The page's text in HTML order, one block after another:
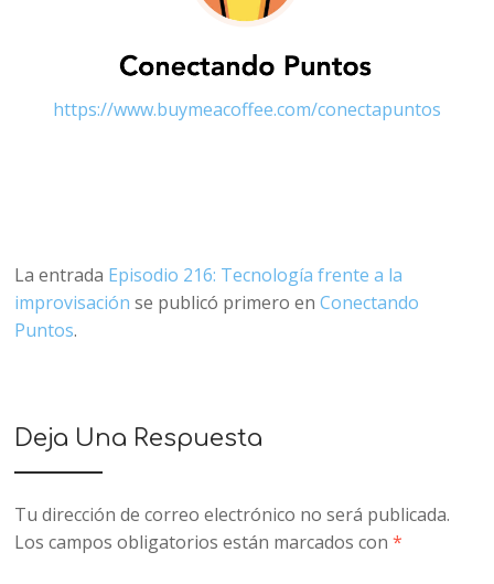
https://www.buymeacoffee.com/conectapuntos
La entrada Episodio 216: Tecnología frente a la
improvisación se publicó primero enConectando
Puntos.
Deja Una Respuesta
Tu dirección de correo electrónico no será publicada.
Los campos obligatorios están marcados con*